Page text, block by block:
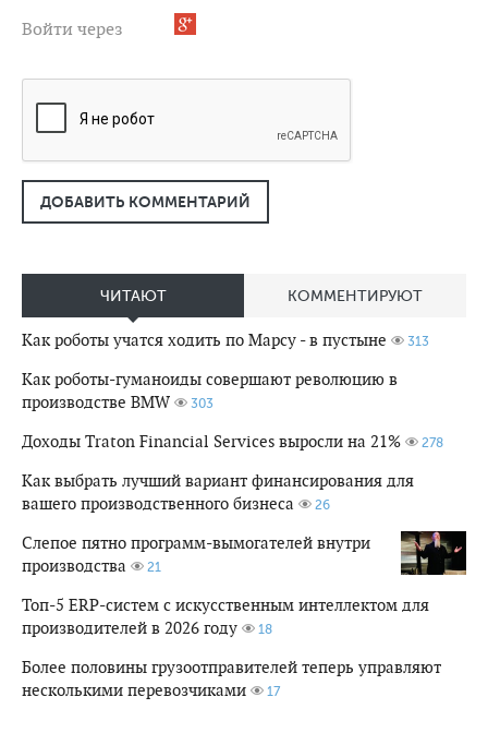
Войти через
ДОБАВИТЬ КОММЕНТАРИЙ
ЧИТАЮТ КОММЕНТИРУЮТ
Как роботы учатся ходить по Марсу - в пустыне 313
Как роботы-гуманоиды совершают революцию в
производстве BMW
303
Доходы Traton Financial Services выросли на 21% 278
Как выбрать лучший вариант финансирования для
вашего производственного бизнеса
26
Слепое пятно программ-вымогателей внутри
производства
21
Топ-5 ERP-систем с искусственным интеллектом для
производителей в 2026 году
18
Более половины грузоотправителей теперь управляют
несколькими перевозчиками
17